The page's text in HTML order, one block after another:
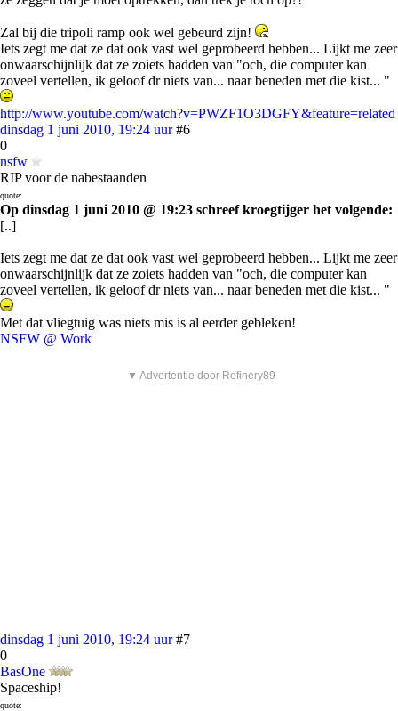
Zal bij die tripoli ramp ook wel gebeurd zijn!
Iets zegt me dat ze dat ook vast wel geprobeerd hebben... Lijkt me zeer
onwaarschijnlijk dat ze zoiets hadden van "och, die computer kan
zoveel vertellen, ik geloof dr niets van... naar beneden met die kist... "
http://www.youtube.com/watch?v=PWZF1O3DGFY&feature=related
dinsdag 1 juni 2010, 19:24 uur #6
0
nsfw
RIP voor de nabestaanden
quote:
Op dinsdag 1 juni 2010 @ 19:23 schreef kroegtijger het volgende:
[..]
Iets zegt me dat ze dat ook vast wel geprobeerd hebben... Lijkt me zeer
onwaarschijnlijk dat ze zoiets hadden van "och, die computer kan
zoveel vertellen, ik geloof dr niets van... naar beneden met die kist... "
Met dat vliegtuig was niets mis is al eerder gebleken!
NSFW @ Work
▼ Advertentie door Refinery89
dinsdag 1 juni 2010, 19:24 uur #7
0
BasOne
Spaceship!
quote: